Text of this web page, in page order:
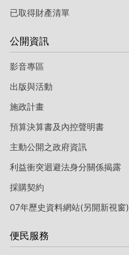
已取得財產清單
公開資訊
影音專區
出版與活動
施政計畫
預算決算書及內控聲明書
主動公開之政府資訊
利益衝突迴避法身分關係揭露
採購契約
07年歷史資料網站(另開新視窗)
便民服務